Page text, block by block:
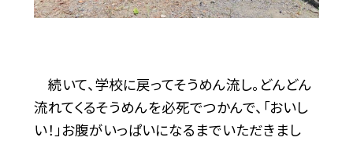
続いて、学校に戻ってそうめん流し。どんどん
流れてくるそうめんを必死でつかんで、「おいし
い！」お腹がいっぱいになるまでいただきまし